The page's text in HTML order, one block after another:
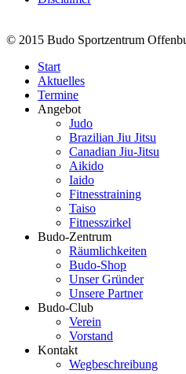
© 2015 Budo Sportzentrum
Start
Aktuelles
Termine
Angebot
Judo
Brazilian Jiu Jitsu
Canadian Jiu-Jitsu
Aikido
Iaido
Fitnesstraining
Taiso
Fitnesszirkel
Budo-Zentrum
Räumlichkeiten
Budo-Shop
Unser Gründer
Unsere Partner
Budo-Club
Verein
Vorstand
Kontakt
Wegbeschreibung